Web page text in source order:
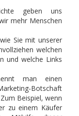
geben uns
mehr Menschen
Sie mit unserer
welchen
und welche Links
man einen
Botschaft
Beispiel, wenn
zu einem Käufer